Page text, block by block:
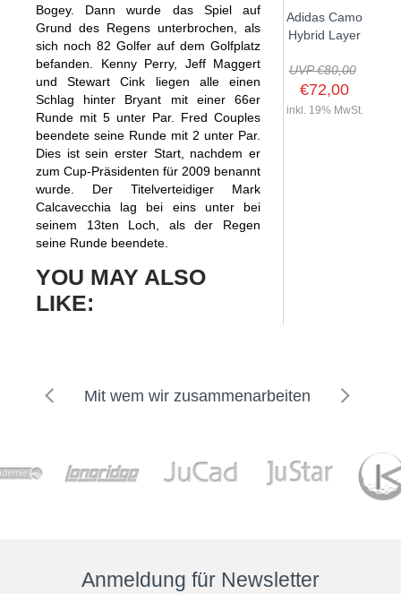
Bogey. Dann wurde das Spiel auf
Grund des Regens unterbrochen, als
sich noch 82 Golfer auf dem Golfplatz
befanden. Kenny Perry, Jeff Maggert
und Stewart Cink liegen alle einen
Schlag hinter Bryant mit einer 66er
Runde mit 5 unter Par. Fred Couples
beendete seine Runde mit 2 unter Par.
Dies ist sein erster Start, nachdem er
zum Cup-Präsidenten für 2009 benannt
wurde. Der Titelverteidiger Mark
Calcavecchia lag bei eins unter bei
seinem 13ten Loch, als der Regen
seine Runde beendete.
YOU MAY ALSO
LIKE:
Adidas Camo
Hybrid Layer
UVP €80,00
€72,00
inkl. 19% MwSt.
Mit wem wir zusammenarbeiten
Anmeldung für Newsletter